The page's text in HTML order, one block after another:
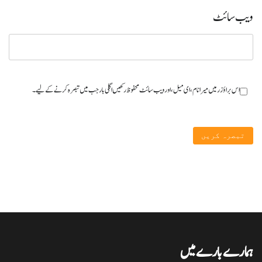
ویب‌ سائٹ
اس براؤزر میں میرا نام، ای میل، اور ویب سائٹ محفوظ رکھیں اگلی بار جب میں تبصرہ کرنے کےلیے۔
ہمارے بارے میں